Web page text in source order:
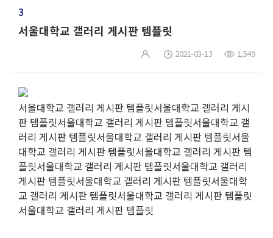
3
서울대학교 갤러리 게시판 템플릿
2021-03-13 1,549
서울대학교 갤러리 게시판 템플릿서울대학교 갤러리 게시
판 템플릿서울대학교 갤러리 게시판 템플릿서울대학교 갤
러리 게시판 템플릿서울대학교 갤러리 게시판 템플릿서울
대학교 갤러리 게시판 템플릿서울대학교 갤러리 게시판 템
플릿서울대학교 갤러리 게시판 템플릿서울대학교 갤러리
게시판 템플릿서울대학교 갤러리 게시판 템플릿서울대학
교 갤러리 게시판 템플릿서울대학교 갤러리 게시판 템플릿
서울대학교 갤러리 게시판 템플릿